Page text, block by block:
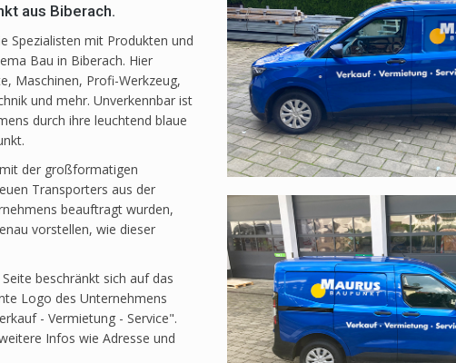
aus Biberach.
Spezialisten mit Produkten und
Bau in Biberach. Hier
Maschinen, Profi-Werkzeug,
und mehr. Unverkennbar ist
durch ihre leuchtend blaue
der großformatigen
Transporters aus der
beauftragt wurden,
vorstellen, wie dieser
beschränkt sich auf das
Logo des Unternehmens
- Vermietung - Service".
Infos wie Adresse und